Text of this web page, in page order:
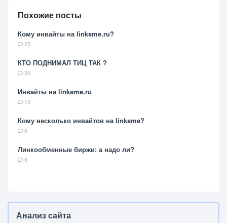
Похожие посты
Кому инвайты на linksme.ru?
25
КТО ПОДНИМАЛ ТИЦ ТАК ?
30
Инвайты на linksme.ru
13
Кому несколько инвайтов на linksme?
8
Линкообменные биржи: а надо ли?
6
Анализ сайта